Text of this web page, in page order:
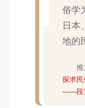
俗学
日本
地的
推
探求
——段